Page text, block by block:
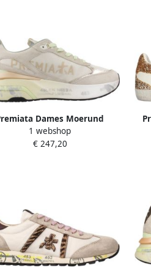
Dames Moerund
Sneaker Beige
1 webshop
€ 247,20